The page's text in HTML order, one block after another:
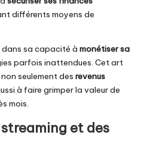
différents moyens de
dans sa capacité à monétiser sa
parfois inattendues. Cet art
seulement des revenus
à faire grimper la valeur de
mois.
streaming et des